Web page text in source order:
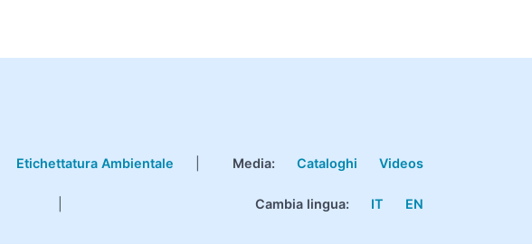
Etichettatura Ambientale Media: Cataloghi Videos
Cambia lingua: IT EN